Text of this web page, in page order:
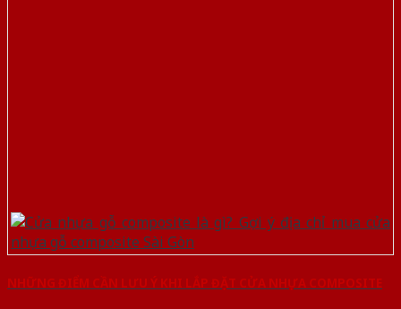
NHỮNG ĐIỂM CẦN LƯU Ý KHI LẮP ĐẶT CỬA NHỰA COMPOSITE